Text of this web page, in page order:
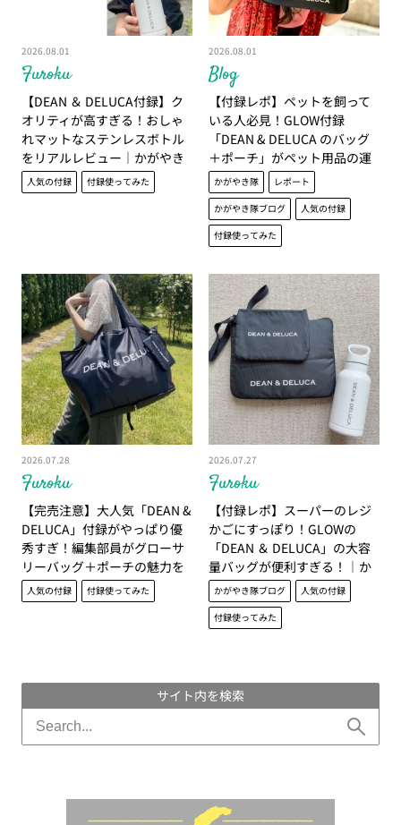
Furoku
2026.08.01
【DEAN ＆ DELUCA付録】ク
オリティが高すぎる！おしゃ
れマットなステンレスボトル
をリアルレビュー│かがやき
隊 伊藤里絵
人気の付録 付録使ってみた
Blog
2026.08.01
【付録レポ】ペットを飼って
いる人必見！GLOW付録
「DEAN & DELUCA のバッグ
＋ポーチ」がペット用品の運
搬に超便利！｜かがやき隊 角
藤千種
かがやき隊
レポート
かがやき隊ブログ
人気の付録
付録使ってみた
Furoku
2026.07.28
【完売注意】大人気「DEAN &
DELUCA」付録がやっぱり優
秀すぎ！編集部員がグローサ
リーバッグ＋ポーチの魅力を
徹底解説！
人気の付録 付録使ってみた
Furoku
2026.07.27
【付録レポ】スーパーのレジ
かごにすっぽり！GLOWの
「DEAN ＆ DELUCA」の大容
量バッグが便利すぎる！│か
がやき隊 池田愛未
かがやき隊ブログ
人気の付録
付録使ってみた
サイト内を検索